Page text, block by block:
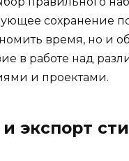
сохранение
время, но и
в работе над
и проектами.
экспорт